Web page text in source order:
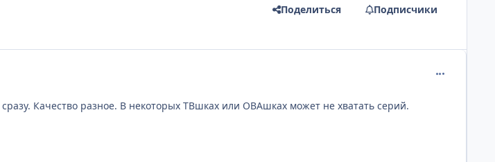
Поделиться Подписчики
Качество разное. В некоторых ТВшках или ОВАшках может не хватать серий.